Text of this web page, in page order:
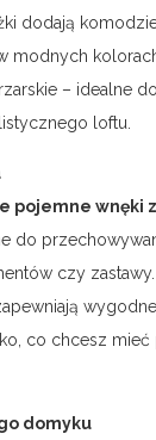
dodają
modnych
– idealne
loftu.
pojemne wnęki
do
czy zastawy.
co chcesz mieć
domyku